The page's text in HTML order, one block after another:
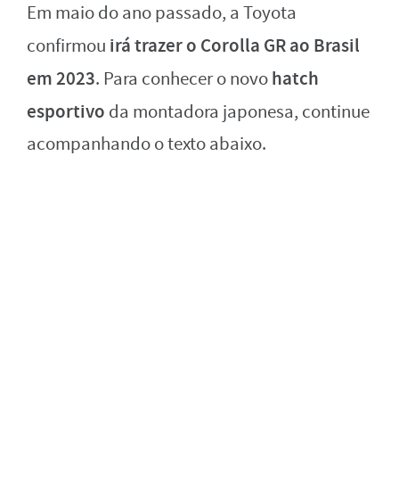
Em maio do ano passado, a Toyota
confirmou irá trazer o Corolla GR ao Brasil
em 2023. Para conhecer o novohatch
esportivo da montadora japonesa, continue
acompanhando o texto abaixo.